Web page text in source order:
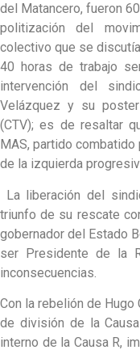
del Matancero, fueron
politización del
colectivo que se
40 horas de trabajo
intervención del
Velázquez y su
(CTV); es de resaltar
MAS, partido
de la izquierda
La liberación del
triunfo de su rescate
gobernador del Estado
ser Presidente de la
inconsecuencias.
Con la rebelión de
de división de la
interno de la Causa R,